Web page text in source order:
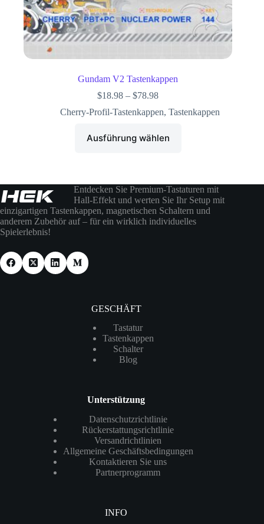
Gundam V2 Tastenkappen
$18.98 –$78.98
Cherry-Profil-Tastenkappen, Tastenkappen
Ausführung wählen
Entdecken Sie Premium-Tastaturen mit
Hall-Effekt und werten Sie Ihr Setup mit
einzigartigen Tastenkappen, magnetischen Schaltern und
anderem Zubehör auf – für ein wirklich individuelles
Spielerlebnis!
GESCHÄFT
Tastatur
Tastenkappen
Schalter
Blog
Unterstützung
Datenschutzrichtlinie
Rückerstattungsrichtlinie
Versandrichtlinien
Allgemeine Geschäftsbedingungen
Kontaktieren Sie uns
Partnerprogramm
INFO